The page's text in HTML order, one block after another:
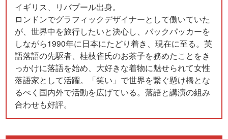
イギリス、リバプール出身。
ロンドンでグラフィックデザイナーとして働いていた
が、世界中を旅行したいと決心し、バックパッカーを
しながら1990年に日本にたどり着き、現在に至る。英
語落語の先駆者、桂枝雀氏のお茶子を務めたことをき
っかけに落語を始め、大好きな着物に魅せられて女性
落語家として活躍。「笑い」で世界を繋ぐ懸け橋とな
るべく国内外で活動を広げている。落語と講演の組み
合わせも好評。